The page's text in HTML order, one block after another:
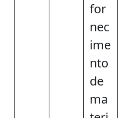
for
nec
ime
nto
de
ma